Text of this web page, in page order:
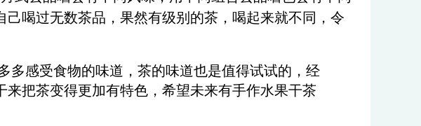
喝过无数茶品，果然有级别的茶，喝起来就不同，令
多感受食物的味道，茶的味道也是值得试试的，经
把茶变得更加有特色，希望未来有手作水果干茶